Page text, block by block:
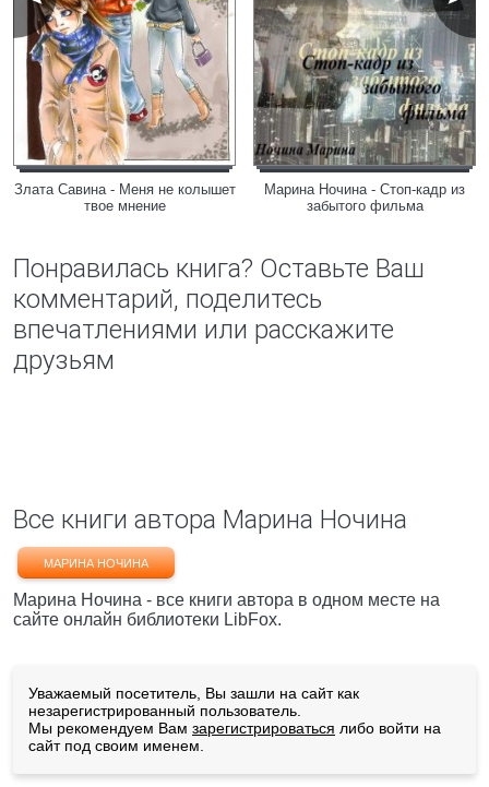
Злата Савина - Меня не колышет
твое мнение
Марина Ночина - Стоп-кадр из
забытого фильма
Понравилась книга? Оставьте Ваш
комментарий, поделитесь
впечатлениями или расскажите
друзьям
Все книги автора Марина Ночина
МАРИНА НОЧИНА
Марина Ночина - все книги автора в одном месте на
сайте онлайн библиотеки LibFox.
Уважаемый посетитель, Вы зашли на сайт как
незарегистрированный пользователь.
Мы рекомендуем Вам зарегистрироваться либо войти на
сайт под своим именем.